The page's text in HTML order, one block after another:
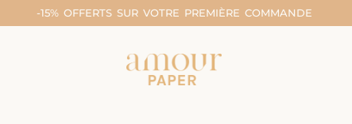
-15% OFFERTS SUR VOTRE PREMIÈRE COMMANDE